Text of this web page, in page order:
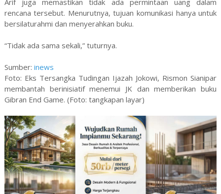
rencana tersebut. Menurutnya, tujuan komunikasi hanya untuk
bersilaturahmi dan menyerahkan buku.
“Tidak ada sama sekali,” tuturnya.
Sumber: inews
Foto: Eks Tersangka Tudingan Ijazah Jokowi, Rismon Sianipar
membantah berinisiatif menemui JK dan memberikan buku
Gibran End Game. (Foto: tangkapan layar)